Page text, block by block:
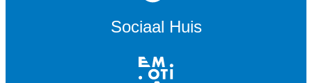
Sociaal Huis